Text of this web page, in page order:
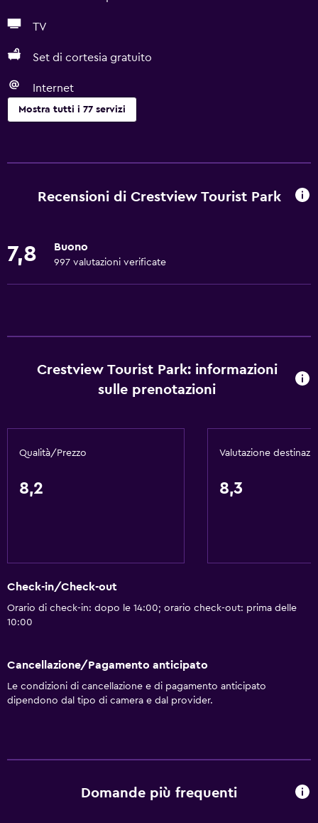
TV
Set di cortesia gratuito
Internet
Mostra tutti i 77 servizi
Calici da vino
Forno a microonde
Tostapane
Cucina
Angolo cottura
Internet
Lenzuola
Ventilatore
Estintore
Set di cortesia gratuito
Aria condizionata
Recensioni di Crestview Tourist Park
7,8 Buono
997 valutazioni verificate
Crestview Tourist Park: informazioni
sulle prenotazioni
Qualità/Prezzo
8,2
Valutazione
8,3
Check-in/Check-out
Orario di check-in: dopo le 14:00; orario check-out: prima delle
10:00
Cancellazione/Pagamento anticipato
Le condizioni di cancellazione e di pagamento anticipato
dipendono dal tipo di camera e dal provider.
Domande più frequenti